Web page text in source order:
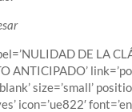
DE LA
ANTICIPADO’
size=’small’
icon=’ue822′